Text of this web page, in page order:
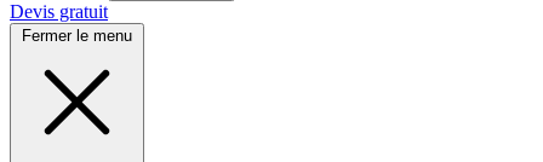
Devis gratuit
Fermer le menu